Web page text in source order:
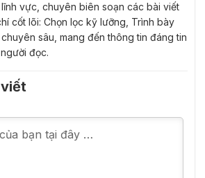
lĩnh vực, chuyên biên soạn các bài viết
cốt lõi: Chọn lọc kỹ lưỡng, Trình bày
sâu, mang đến thông tin đáng tin
đọc.